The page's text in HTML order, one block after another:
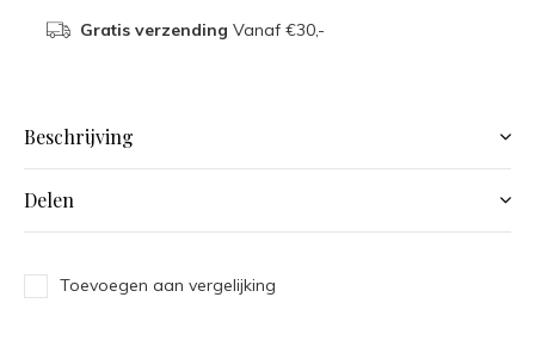
Gratis verzending Vanaf €30,-
Beschrijving
Delen
Toevoegen aan vergelijking